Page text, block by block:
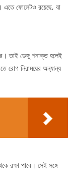
এতে ফোলেটও রয়েছে, যা
তাই ডেঙ্গু শনাক্ত হলেই
রোগ নিরাময়ের অন্যান্য
রক্ষা পাবে। সেই সঙ্গে